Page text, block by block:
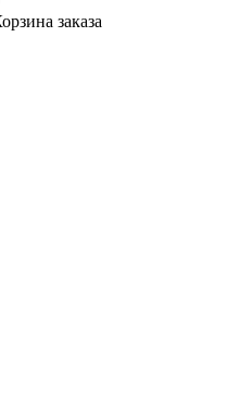
заказа